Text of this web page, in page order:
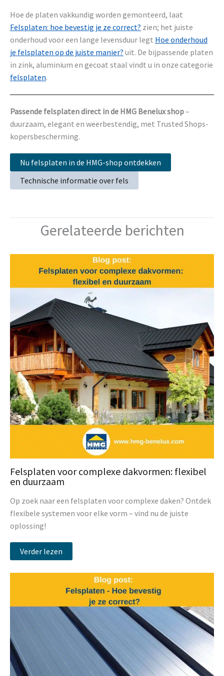
Hoe de platen vakkundig worden gemonteerd, laat
Felsplaten: hoe bevestig je ze correct? zien; het juiste
onderhoud voor een lange levensduur legt Hoe onderhoud
je felsplaten op de juiste manier? uit. De bijpassende platen
in zink, aluminium en gecoat staal vindt u in onze categorie
felsplaten.
Passende felsplaten direct in de HMG Benelux shop–
duurzaam, elegant en weerbestendig, met Trusted Shops-
kopersbescherming.
Nu felsplaten in de HMG-shop ontdekken
Technische informatie over fels
Gerelateerde berichten
Felsplaten voor complexe dakvormen: flexibel
en duurzaam
Op zoek naar een felsplaten voor complexe daken? Ontdek
flexibele systemen voor elke vorm – vind nu de juiste
oplossing!
Verder lezen